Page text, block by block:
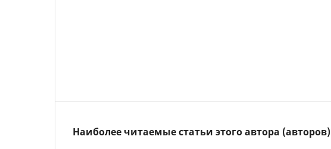
Наиболее читаемые статьи этого автора (авторов)